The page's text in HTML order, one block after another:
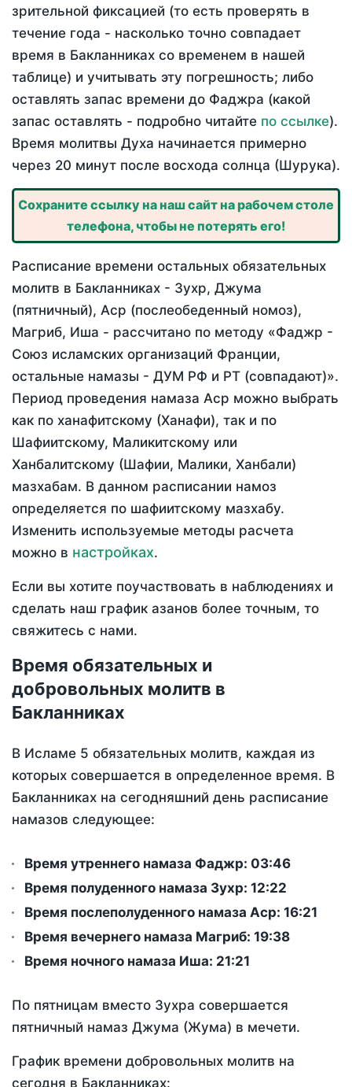
зрительной фиксацией (то есть проверять в
течение года - насколько точно совпадает
время в Бакланниках со временем в нашей
таблице) и учитывать эту погрешность; либо
оставлять запас времени до Фаджра (какой
запас оставлять - подробно читайте по ссылке).
Время молитвы Духа начинается примерно
через 20 минут после восхода солнца (Шурука).
Сохраните ссылку на наш сайт на рабочем столе
телефона, чтобы не потерять его!
Расписание времени остальных обязательных
молитв в Бакланниках - Зухр, Джума
(пятничный), Аср (послеобеденный номоз),
Магриб, Иша - рассчитано по методу «Фаджр -
Союз исламских организаций Франции,
остальные намазы - ДУМ РФ и РТ (совпадают)».
Период проведения намаза Аср можно выбрать
как по ханафитскому (Ханафи), так и по
Шафиитскому, Маликитскому или
Ханбалитскому (Шафии, Малики, Ханбали)
мазхабам. В данном расписании намоз
определяется по шафиитскому мазхабу.
Изменить используемые методы расчета
можно в настройках.
Если вы хотите поучаствовать в наблюдениях и
сделать наш график азанов более точным, то
свяжитесь с нами.
Время обязательных и
добровольных молитв в
Бакланниках
В Исламе 5 обязательных молитв, каждая из
которых совершается в определенное время. В
Бакланниках на сегодняшний день расписание
намазов следующее:
Время утреннего намаза Фаджр: 03:46
Время полуденного намаза Зухр: 12:22
Время послеполуденного намаза Аср: 16:21
Время вечернего намаза Магриб: 19:38
Время ночного намаза Иша: 21:21
По пятницам вместо Зухра совершается
пятничный намаз Джума (Жума) в мечети.
График времени добровольных молитв на
сегодня в Бакланниках: